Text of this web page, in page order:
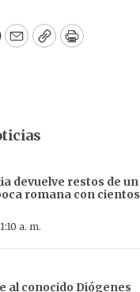
EmailCopyPrint
devuelve restos de un
romana con cientos
a. m.
al conocido Diógenes